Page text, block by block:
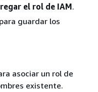
el rol de IAM.
para guardar los
asociar un rol de
existente.